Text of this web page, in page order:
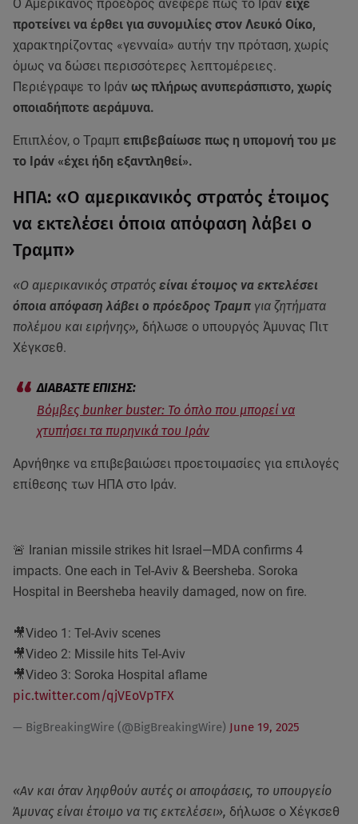
Ο Αμερικανός πρόεδρος ανέφερε πως το Ιράν είχε
προτείνει να έρθει για συνομιλίες στον Λευκό Οίκο,
χαρακτηρίζοντας «γενναία» αυτήν την πρόταση, χωρίς
όμως να δώσει περισσότερες λεπτομέρειες.
Περιέγραψε το Ιράν ως πλήρως ανυπεράσπιστο, χωρίς
οποιαδήποτε αεράμυνα.
Επιπλέον, ο Τραμπ επιβεβαίωσε πως η υπομονή του με
το Ιράν «έχει ήδη εξαντληθεί».
ΗΠΑ: «Ο αμερικανικός στρατός έτοιμος
να εκτελέσει όποια απόφαση λάβει ο
Τραμπ»
«Ο αμερικανικός στρατός είναι έτοιμος να εκτελέσει
όποια απόφαση λάβει ο πρόεδρος Τραμπ για ζητήματα
πολέμου και ειρήνης», δήλωσε ο υπουργός Άμυνας Πιτ
Χέγκσεθ.
Βόμβες bunker buster: Το όπλο που μπορεί να
χτυπήσει τα πυρηνικά του Ιράν
Αρνήθηκε να επιβεβαιώσει προετοιμασίες για επιλογές
επίθεσης των ΗΠΑ στο Ιράν.
🚨 Iranian missile strikes hit Israel—MDA confirms 4
impacts. One each in Tel-Aviv & Beersheba. Soroka
Hospital in Beersheba heavily damaged, now on fire.
🎥Video 1: Tel-Aviv scenes
🎥Video 2: Missile hits Tel-Aviv
🎥Video 3: Soroka Hospital aflame
pic.twitter.com/qjVEoVpTFX
— BigBreakingWire (@BigBreakingWire) June 19, 2025
«Αν και όταν ληφθούν αυτές οι αποφάσεις, το υπουργείο
Άμυνας είναι έτοιμο να τις εκτελέσει», δήλωσε ο Χέγκσεθ